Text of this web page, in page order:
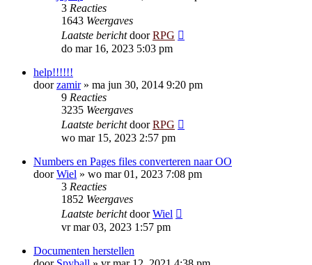
3 Reacties
1643 Weergaves
Laatste berichtdoorRPG
do mar 16, 2023 5:03 pm
help!!!!!!
doorzamir» ma jun 30, 2014 9:20 pm
9 Reacties
3235 Weergaves
Laatste berichtdoorRPG
wo mar 15, 2023 2:57 pm
Numbers en Pages files converteren naar OO
doorWiel » wo mar 01, 2023 7:08 pm
3 Reacties
1852 Weergaves
Laatste berichtdoorWiel
vr mar 03, 2023 1:57 pm
Documenten herstellen